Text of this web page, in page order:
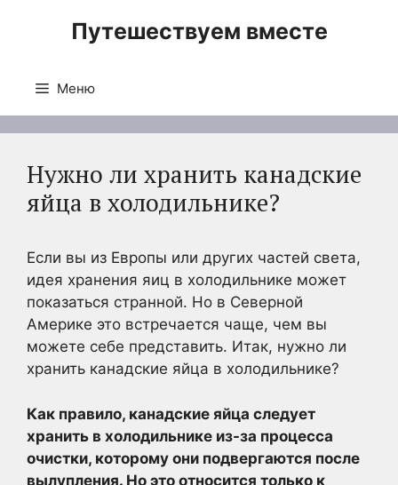
Путешествуем вместе
Меню
Нужно ли хранить канадские
яйца в холодильнике?
Если вы из Европы или других частей света,
идея хранения яиц в холодильнике может
показаться странной. Но в Северной
Америке это встречается чаще, чем вы
можете себе представить. Итак, нужно ли
хранить канадские яйца в холодильнике?
Как правило, канадские яйца следует
хранить в холодильнике из-за процесса
очистки, которому они подвергаются после
вылупления. Но это относится только к